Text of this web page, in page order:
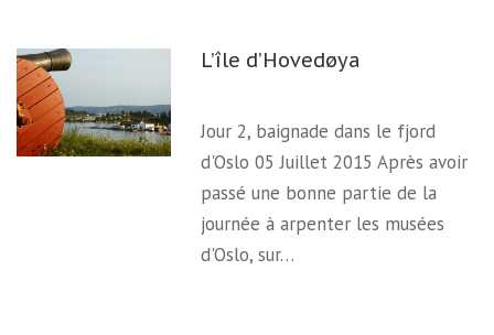
L’île d’Hovedøya
Jour 2, baignade dans le fjord
d'Oslo 05 Juillet 2015 Après avoir
passé une bonne partie de la
journée à arpenter les musées
d'Oslo, sur…